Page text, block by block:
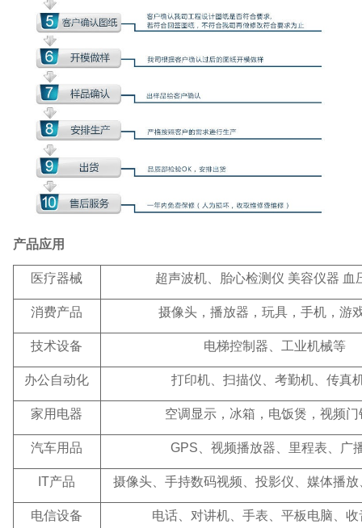
产品应用
医疗器械 超声波机、胎心检测仪 美容仪器 血
消费产品 摄像头，播放器，玩具，手机，游
技术设备 电梯控制器、工业机械等
办公自动化 打印机、扫描仪、考勤机、传真
家用电器 空调显示，冰箱，电饭煲，视频门
汽车用品 GPS、视频播放器、里程表、广
IT产品 摄像头、手持数码视频、投影仪、媒体播
电信设备 电话、对讲机、手表、平板电脑、收